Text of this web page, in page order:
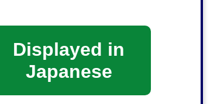
Displayed in
Japanese